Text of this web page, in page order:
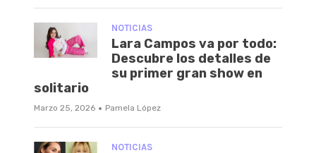
NOTICIAS
Lara Campos va por todo:
Descubre los detalles de
su primer gran show en
solitario
Marzo 25, 2026 · Pamela López
NOTICIAS